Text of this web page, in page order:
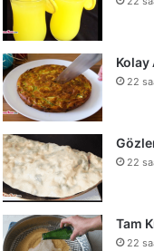
Kolay
22
22
Tam
22